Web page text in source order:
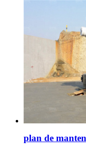
plan de